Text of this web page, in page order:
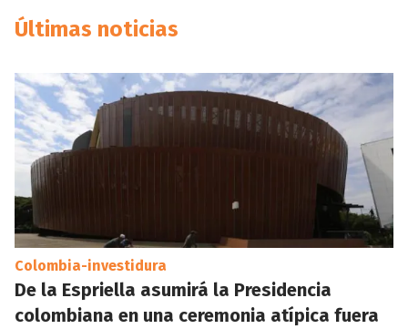
Últimas noticias
Colombia-investidura
De la Espriella asumirá la Presidencia
colombiana en una ceremonia atípica fuera